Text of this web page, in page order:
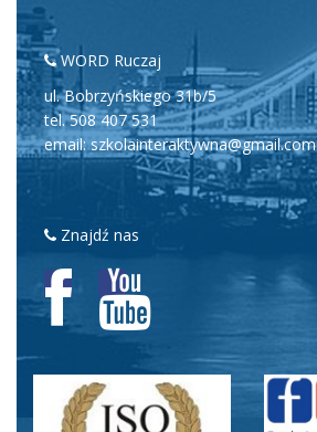
WORD Ruczaj
ul. Bobrzyńskiego 31b/5
tel.508 407 531
email: szkolainteraktywna@gmail.com
Znajdź nas